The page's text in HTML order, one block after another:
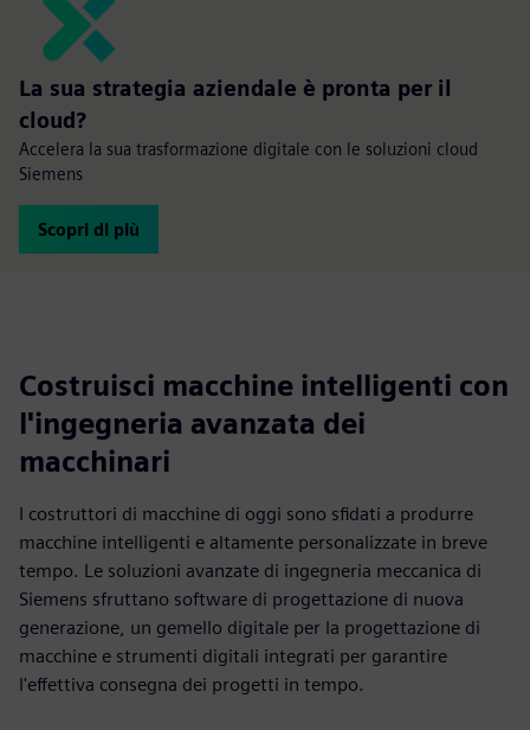
La sua strategia aziendale è pronta per il
cloud?
Accelera la sua trasformazione digitale con le soluzioni cloud
Siemens
Scopri di più
Costruisci macchine intelligenti con
l'ingegneria avanzata dei
macchinari
I costruttori di macchine di oggi sono sfidati a produrre
macchine intelligenti e altamente personalizzate in breve
tempo. Le soluzioni avanzate di ingegneria meccanica di
Siemens sfruttano software di progettazione di nuova
generazione, un gemello digitale per la progettazione di
macchine e strumenti digitali integrati per garantire
l'effettiva consegna dei progetti in tempo.